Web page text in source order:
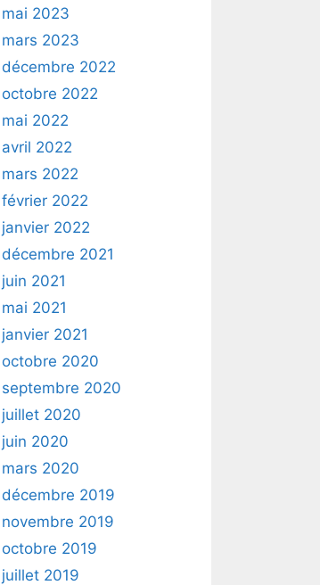
mai 2023
mars 2023
décembre 2022
octobre 2022
mai 2022
avril 2022
mars 2022
février 2022
janvier 2022
décembre 2021
juin 2021
mai 2021
janvier 2021
octobre 2020
septembre 2020
juillet 2020
juin 2020
mars 2020
décembre 2019
novembre 2019
octobre 2019
juillet 2019